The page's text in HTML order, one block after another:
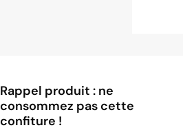
Rappel produit : ne
consommez pas cette
confiture !